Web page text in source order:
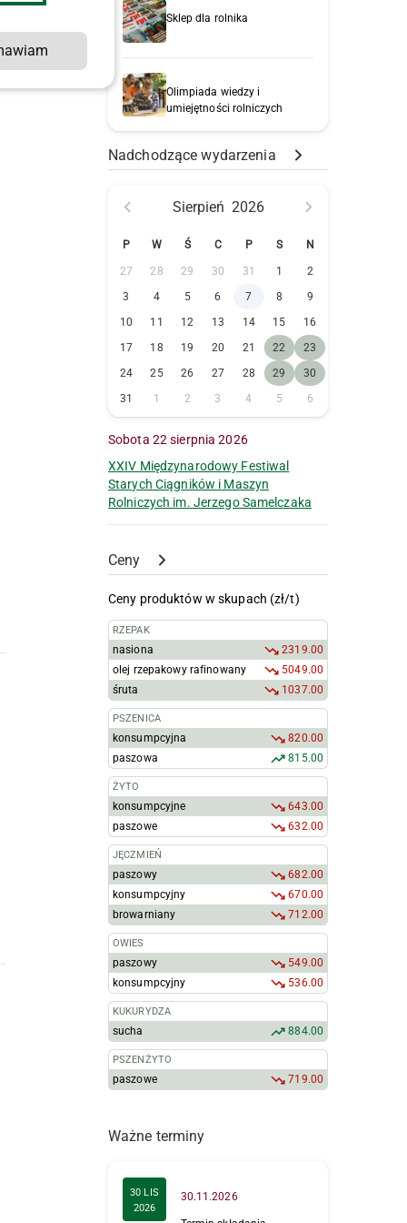
Sklep dla rolnika
Olimpiada wiedzy i
umiejętności rolniczych
Nadchodzące wydarzenia
Sierpień 2026
P W Ś C P S N
27 28 29 30 31 1
2
3
4 5 6 7 8
9
10
11 12 13 14 15
16
17
18 19 20 21 22
23
24
25 26 27 28 29
30
31
1 2 3 4 5 6
Sobota 22 sierpnia 2026
XXIV Międzynarodowy Festiwal
Starych Ciągników i Maszyn
Rolniczych im. Jerzego Samelczaka
Ceny
Ceny produktów w skupach (zł/t)
RZEPAK
nasiona
2319.00
olej rzepakowy rafinowany
5049.00
śruta
1037.00
PSZENICA
konsumpcyjna
820.00
paszowa
815.00
ŻYTO
konsumpcyjne
643.00
paszowe
632.00
JĘCZMIEŃ
paszowy
682.00
konsumpcyjny
670.00
browarniany
712.00
OWIES
paszowy
549.00
konsumpcyjny
536.00
KUKURYDZA
sucha 884.00
PSZENŻYTO
paszowe 719.00
Ważne terminy
30 LIS
2026
30.11.2026